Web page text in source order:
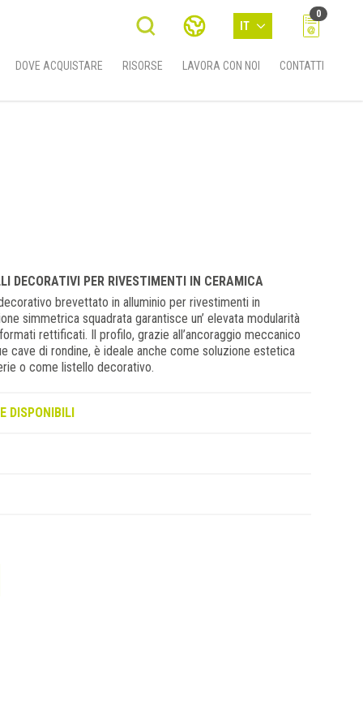
IT
0
DOVE ACQUISTARE RISORSE LAVORA CON NOI CONTATTI
DECORATIVI PER RIVESTIMENTI IN CERAMICA
brevettato in alluminio per rivestimenti in
simmetrica squadrata garantisce un’ elevata modularità
rettificati. Il profilo, grazie all’ancoraggio meccanico
cave di rondine, è ideale anche come soluzione estetica
o come listello decorativo.
DISPONIBILI